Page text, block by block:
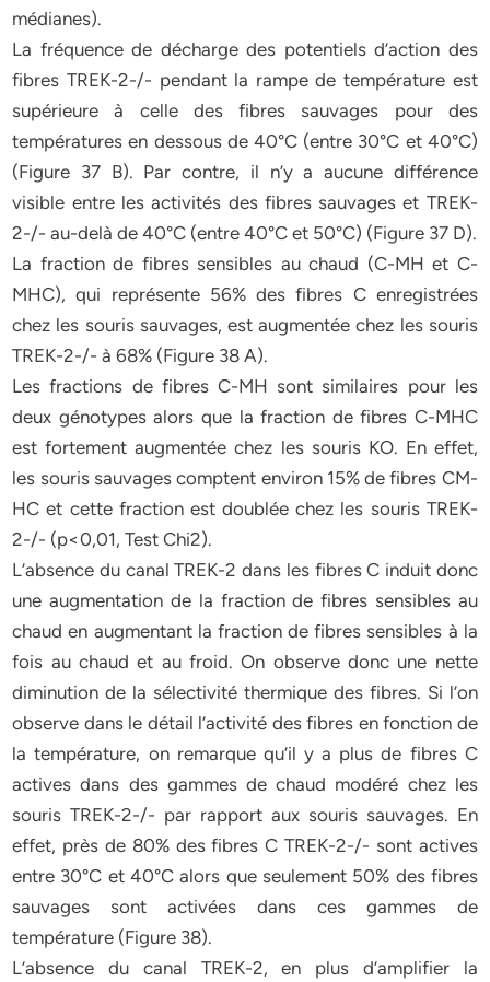
médianes).
La fréquence de décharge des potentiels d’action des
fibres TREK-2-/- pendant la rampe de température est
supérieure à celle des fibres sauvages pour des
températures en dessous de 40°C (entre 30°C et 40°C)
(Figure 37 B). Par contre, il n’y a aucune différence
visible entre les activités des fibres sauvages et TREK-
2-/- au-delà de 40°C (entre 40°C et 50°C) (Figure 37 D).
La fraction de fibres sensibles au chaud (C-MH et C-
MHC), qui représente 56% des fibres C enregistrées
chez les souris sauvages, est augmentée chez les souris
TREK-2-/- à 68% (Figure 38 A).
Les fractions de fibres C-MH sont similaires pour les
deux génotypes alors que la fraction de fibres C-MHC
est fortement augmentée chez les souris KO. En effet,
les souris sauvages comptent environ 15% de fibres CM-
HC et cette fraction est doublée chez les souris TREK-
2-/- (p<0,01, Test Chi2).
L’absence du canal TREK-2 dans les fibres C induit donc
une augmentation de la fraction de fibres sensibles au
chaud en augmentant la fraction de fibres sensibles à la
fois au chaud et au froid. On observe donc une nette
diminution de la sélectivité thermique des fibres. Si l’on
observe dans le détail l’activité des fibres en fonction de
la température, on remarque qu’il y a plus de fibres C
actives dans des gammes de chaud modéré chez les
souris TREK-2-/- par rapport aux souris sauvages. En
effet, près de 80% des fibres C TREK-2-/- sont actives
entre 30°C et 40°C alors que seulement 50% des fibres
sauvages sont activées dans ces gammes de
température (Figure 38).
L’absence du canal TREK-2, en plus d’amplifier la